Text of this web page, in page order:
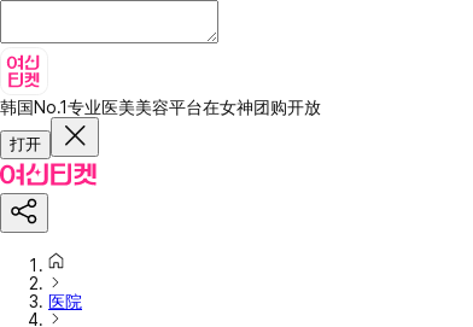
韩国No.1专业医美美容平台在女神团购开放
打开
医院